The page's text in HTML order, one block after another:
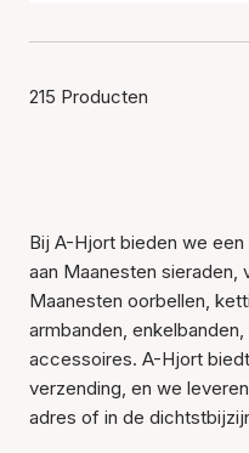
215 Producten
Bij A-Hjort bieden we een
aan Maanesten sieraden,
Maanesten oorbellen,
armbanden, enkelbanden,
accessoires. A-Hjort
verzending, en we
adres of in de